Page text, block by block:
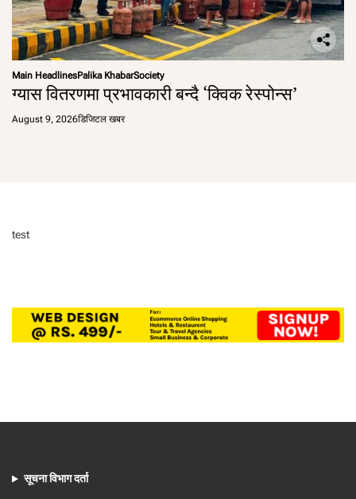
Main HeadlinesPalika KhabarSociety
ग्यास वितरणमा प्रभावकारी बन्दै ‘क्विक रेस्पोन्स’
August 9, 2026डिजिटल खबर
test
सूचना विभाग दर्ता